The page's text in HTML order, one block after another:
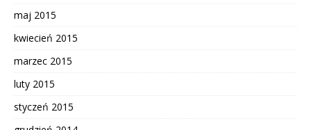
maj 2015
kwiecień 2015
marzec 2015
luty 2015
styczeń 2015